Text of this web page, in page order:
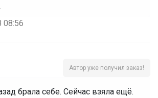
08:56
Автор уже получил заказ!
брала себе. Сейчас взяла ещё.